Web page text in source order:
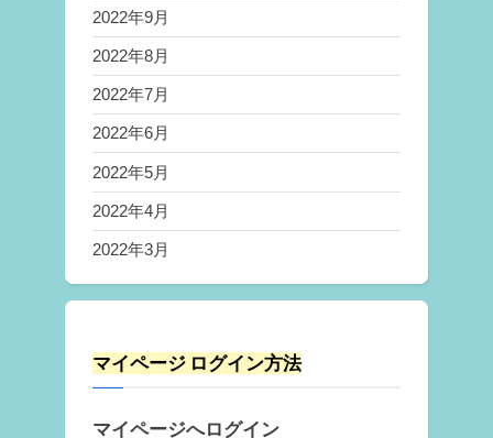
2022年9月
2022年8月
2022年7月
2022年6月
2022年5月
2022年4月
2022年3月
マイページ ログイン方法
マイページへログイン